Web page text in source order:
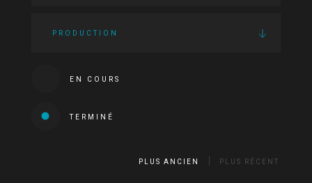
PRODUCTION
EN COURS
TERMINÉ
PLUS ANCIEN PLUS RÉCENT